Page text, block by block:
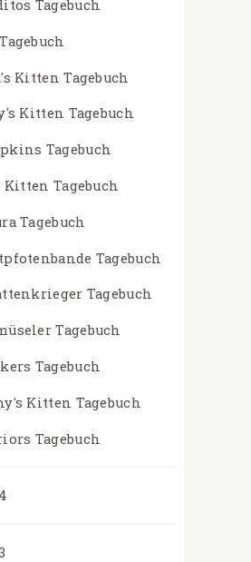
Tagebuch
Kitten Tagebuch
Kitten Tagebuch
Tagebuch
Kitten Tagebuch
Tagebuch
Tagebuch
Tagebuch
Tagebuch
Tagebuch
Kitten Tagebuch
Tagebuch